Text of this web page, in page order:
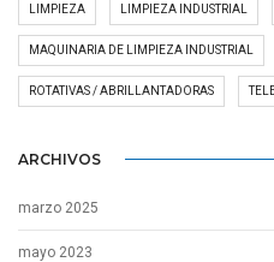
LIMPIEZA LIMPIEZA INDUSTRIAL
MAQUINARIA DE LIMPIEZA INDUSTRIAL
ROTATIVAS / ABRILLANTADORAS
ARCHIVOS
marzo 2025
mayo 2023